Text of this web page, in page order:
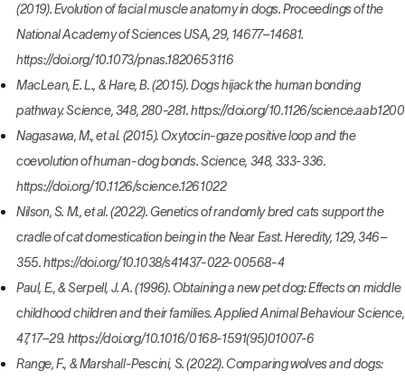
(2019). Evolution of facial muscle anatomy in dogs. Proceedings of the
National Academy of Sciences USA, 29, 14677–14681.
https://doi.org/10.1073/pnas.1820653116
MacLean, E. L., & Hare, B. (2015). Dogs hijack the human bonding
pathway. Science, 348, 280-281. https://doi.org/10.1126/science.aab1200
Nagasawa, M., et al. (2015). Oxytocin-gaze positive loop and the
coevolution of human-dog bonds. Science, 348, 333-336.
https://doi.org/10.1126/science.1261022
Nilson, S. M., et al. (2022). Genetics of randomly bred cats support the
cradle of cat domestication being in the Near East. Heredity, 129, 346–
355. https://doi.org/10.1038/s41437-022-00568-4
Paul, E., & Serpell, J. A. (1996). Obtaining a new pet dog: Effects on middle
childhood children and their families. Applied Animal Behaviour Science,
47, 17–29. https://doi.org/10.1016/0168-1591(95)01007-6
Range, F., & Marshall-Pescini, S. (2022). Comparing wolves and dogs: